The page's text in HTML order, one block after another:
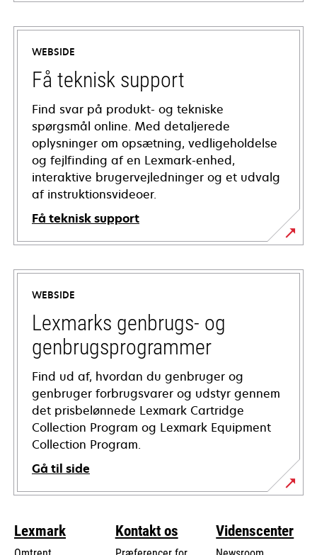
WEBSIDE
Få teknisk support
Find svar på produkt- og tekniske
spørgsmål online. Med detaljerede
oplysninger om opsætning, vedligeholdelse
og fejlfinding af en Lexmark-enhed,
interaktive brugervejledninger og et udvalg
af instruktionsvideoer.
Få teknisk support
opens
in
new
tab
WEBSIDE
Lexmarks genbrugs- og
genbrugsprogrammer
Find ud af, hvordan du genbruger og
genbruger forbrugsvarer og udstyr gennem
det prisbelønnede Lexmark Cartridge
Collection Program og Lexmark Equipment
Collection Program.
Gå til side
Lexmark Kontakt os Videnscenter